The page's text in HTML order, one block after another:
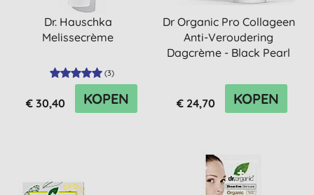
Dr. Hauschka
Melissecrème
(3)
€ 30,40 KOPEN
Dr Organic Pro Collageen
Anti-Veroudering
Dagcrème - Black Pearl
€ 24,70 KOPEN